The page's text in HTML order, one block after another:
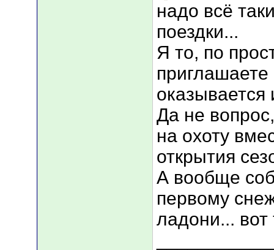
надо всё
поездки...
Я то, по
оказывается
Да не
на охоту
открытия
А вообще
первому
ладони... вот